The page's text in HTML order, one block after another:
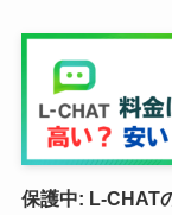
保護中: L-CHAT